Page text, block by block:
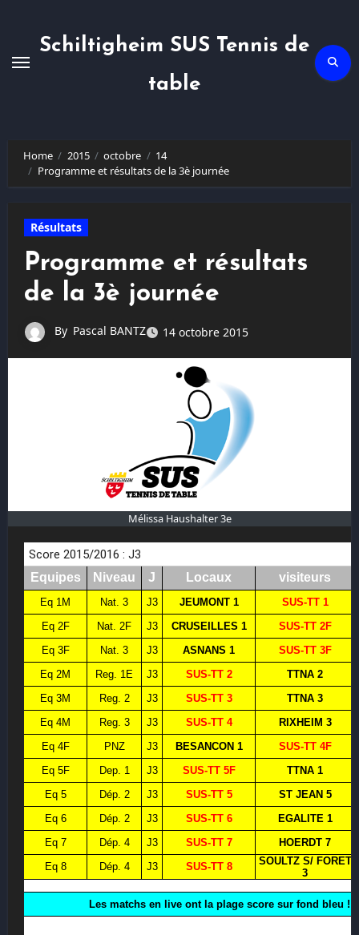
Schiltigheim SUS Tennis de
table
Home 2015 octobre
14
Programme et résultats de la 3è journée
Résultats
Programme et résultats
de la 3è journée
By Pascal BANTZ 14 octobre 2015
Mélissa Haushalter 3e